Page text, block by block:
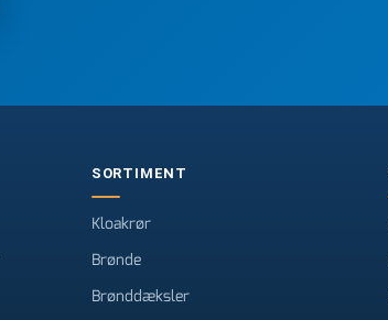
SORTIMENT
Kloakrør
Brønde
Brønddæksler